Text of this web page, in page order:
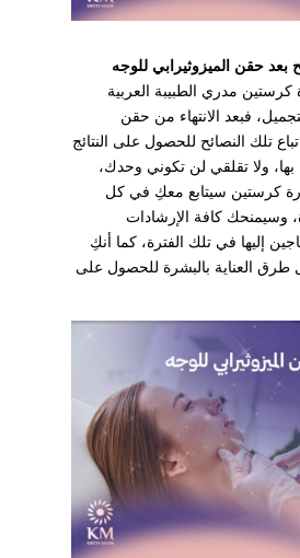
بعد حقن الميزوثيرابي للوجه
مدري الطبيبة العربية
فبعد الانتهاء من حقن
تلك النصائح للحصول على النتائج
بها، ولا تقلقي لن تكوني وحدك،
كرستين سيتابع معكِ في كل
كافة الإرشادات
إليها في تلك الفترة، كما أنكِ
طرق العناية بالبشرة للحصول على